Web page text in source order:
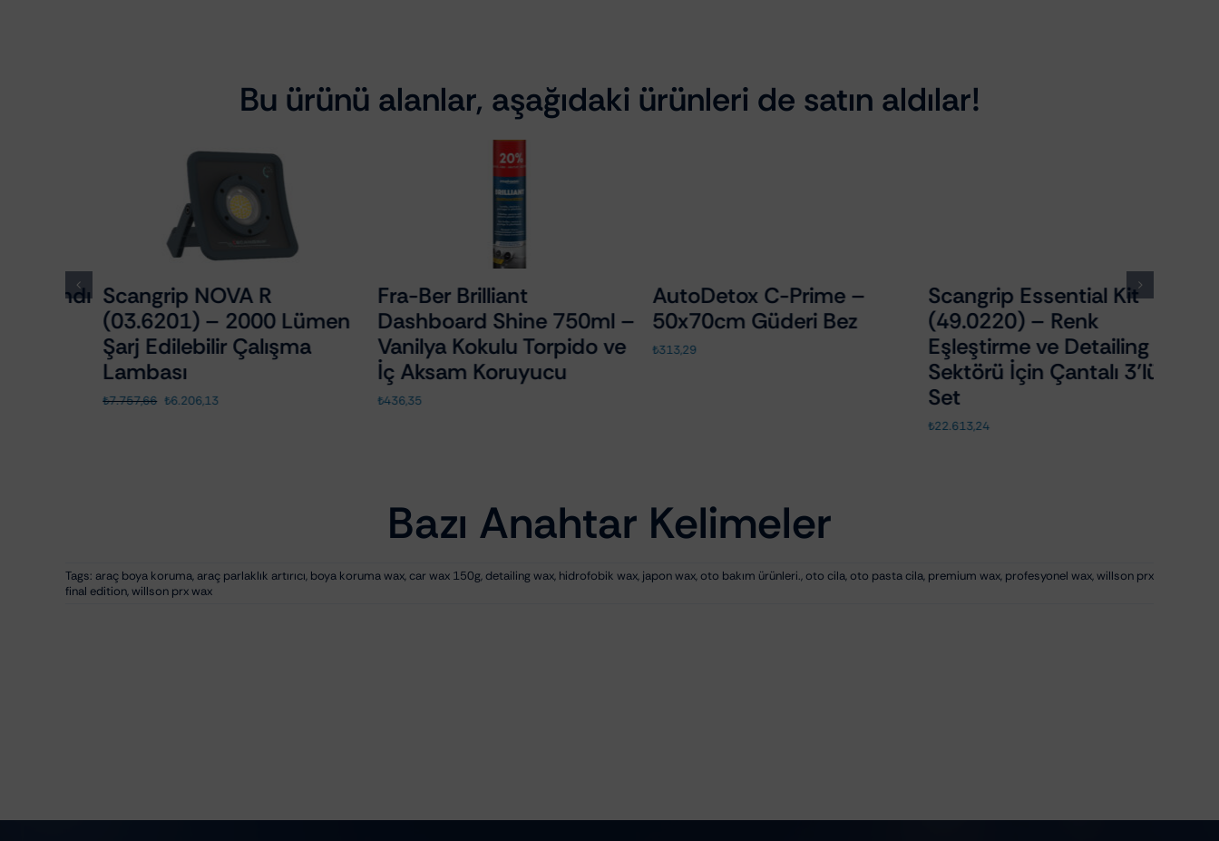
Bu ürünü alanlar, aşağıdaki ürünleri de satın aldılar!
Scangrip NOVA R
(03.6201) – 2000 Lümen
Şarj Edilebilir Çalışma
Lambası
7.757,66 Orijinal
₺6.206,13Şu
Fra-Ber Brilliant
Dashboard Shine 750ml –
Vanilya Kokulu Torpido ve
İç Aksam Koruyucu
436,35
AutoDetox C-Prime –
50x70cm Güderi Bez
₺313,29
Scangrip Essential Kit
(49.0220) – Renk
Eşleştirme ve Detailing
Sektörü İçin Çantalı 3’lü
22.613,24
Bazı Anahtar Kelimeler
Tags: araç boya koruma, araç parlaklık artırıcı, boya koruma wax,car wax 150g,detailing wax, hidrofobik wax,japon wax,oto bakım ürünleri.,oto cila,oto pasta cila, premium wax, profesyonel wax,willson prx
final edition,willson prx wax